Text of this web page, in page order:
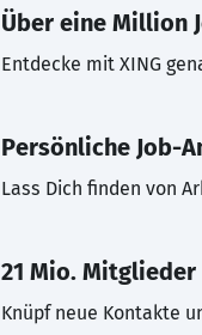
Über eine Million
Entdecke mit XING
Persönliche Job-
Lass Dich finden von
21 Mio. Mitglieder
Knüpf neue Kontakte